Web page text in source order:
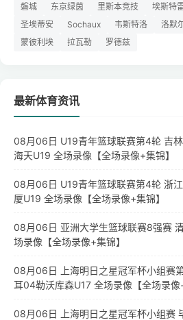
磐城
东京绿茵 里斯本竞技 埃斯特
圣埃蒂安
Sochaux 韦斯特洛 洛默
蒙彼利埃
拉瓦勒 罗德兹
最新体育资讯
08月06日 U19青年篮球联赛第4轮 吉
海天U19 全场录像【全场录像+集锦】
08月06日 U19青年篮球联赛第4轮 浙
厦U19 全场录像【全场录像+集锦】
08月06日 亚洲大学生篮球联赛8强赛
场录像【全场录像+集锦】
08月06日 上海明日之星冠军杯小组赛
耳04勒沃库森U17 全场录像【全场录像
08月06日 上海明日之星冠军杯小组赛